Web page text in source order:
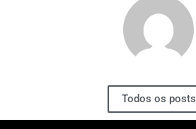
Todos os posts